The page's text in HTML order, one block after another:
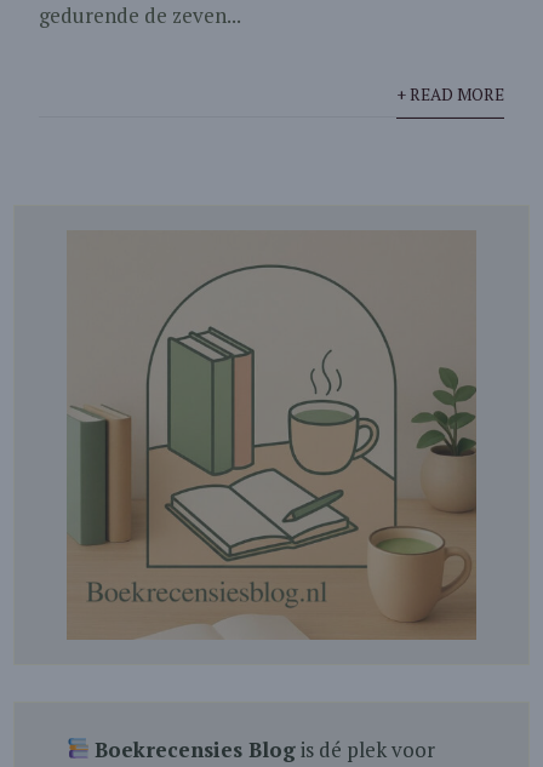
gedurende de zeven...
+ READ MORE
Boekrecensies Blogis dé plek voor